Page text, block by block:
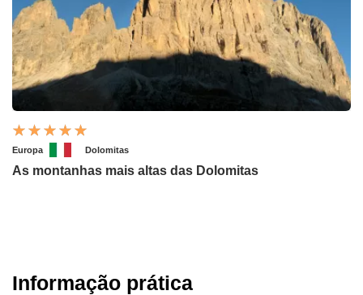
Europa Dolomitas
As montanhas mais altas das Dolomitas
Informação prática